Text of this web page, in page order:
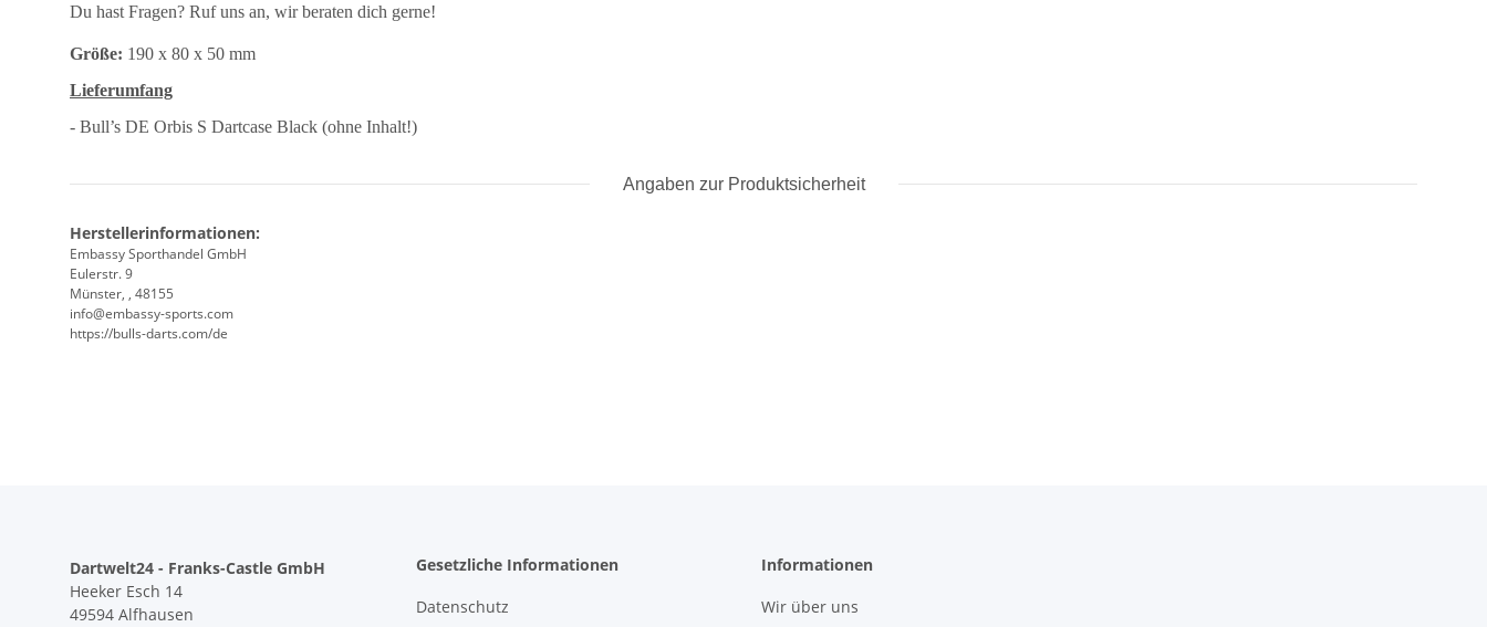
Du hast Fragen? Ruf uns an, wir beraten dich gerne!
Größe: 190 x 80 x 50 mm
Lieferumfang
- Bull’s DE Orbis S Dartcase Black (ohne Inhalt!)
Angaben zur Produktsicherheit
Herstellerinformationen:
Embassy Sporthandel GmbH
Eulerstr. 9
Münster, , 48155
info@embassy-sports.com
https://bulls-darts.com/de
Dartwelt24 - Franks-Castle GmbH
Heeker Esch 14
49594 Alfhausen
Gesetzliche Informationen
Datenschutz
Informationen
Wir über uns